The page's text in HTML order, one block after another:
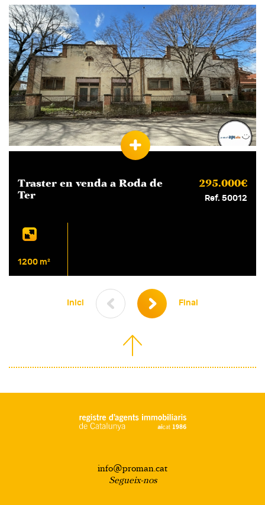
Traster en venda a Roda de
Ter
295.000€
Ref. 50012
1200 m²
Inici Final
info@proman.cat
Segueix-nos